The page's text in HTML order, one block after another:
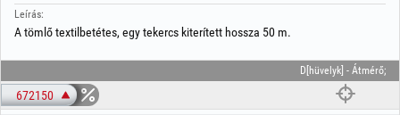
Leírás:
A tömlő textilbetétes, egy tekercs kiterített hossza 50 m.
D[hüvelyk] - Átmérő;
672150